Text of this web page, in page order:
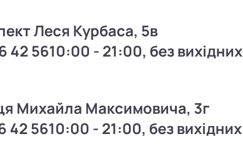
Леся Курбаса, 5в
42 5610:00 - 21:00, без вихідних
Михайла Максимовича, 3г
42 5610:00 - 21:00, без вихідних